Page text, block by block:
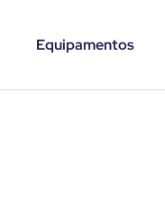
Equipamentos